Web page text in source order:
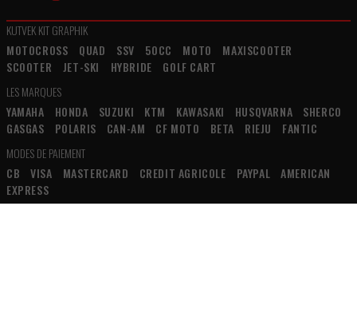
KUTVEK KIT GRAPHIK
MOTOCROSS
QUAD SSV 50CC MOTO
MAXISCOOTER
SCOOTER
JET-SKI HYBRIDE
GOLF CART
LES MARQUES
YAMAHA
HONDA SUZUKI KTM KAWASAKI HUSQVARNA
SHERCO
GASGAS
POLARIS CAN-AM CF MOTO BETA RIEJU
FANTIC
MODES DE PAIEMENT
CB
VISA MASTERCARD CREDIT AGRICOLE PAYPAL
AMERICAN
EXPRESS